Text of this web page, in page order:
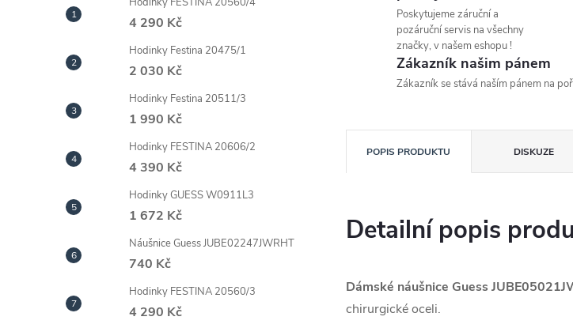
4 290 Kč
Hodinky Festina 20475/1
2 030 Kč
Hodinky Festina 20511/3
1 990 Kč
Hodinky FESTINA 20606/2
4 390 Kč
Hodinky GUESS W0911L3
1 672 Kč
Náušnice Guess JUBE02247JWRHT
740 Kč
Hodinky FESTINA 20560/3
4 290 Kč
Poskytujeme záruční a
pozáruční servis na všechny
značky, v našem eshopu !
Zákazník našim pánem
Zákazník se stává naším pánem na
POPIS PRODUKTU DISKUZE
Detailní popis
Dámské náušnice Guess
chirurgické oceli.